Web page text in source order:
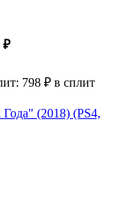
₽
798 ₽ в сплит
(2018) (PS4,